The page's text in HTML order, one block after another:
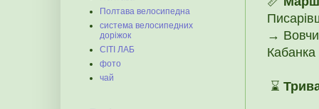
→
⌛
Полтава велосипедна
система велосипедних
доріжок
СІТІ ЛАБ
фото
чай